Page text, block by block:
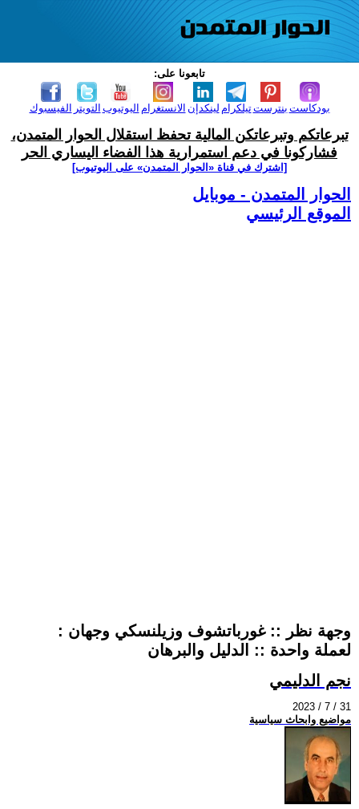
تابعونا على:
الفيسبوك التويتر اليوتيوب الانستغرام لينكدإن تيلكرامبنترست بودكاست
تبرعاتكم وتبرعاتكن المالية تحفظ استقلال الحوار المتمدن،
فشاركونا في دعم استمرارية هذا الفضاء اليساري الحر
[اشترك في قناة ‫«الحوار المتمدن» على اليوتيوب]
الحوار المتمدن - موبايل
الموقع الرئيسي
: وجهة نظر :: غورباتشوف وزيلنسكي وجهان
لعملة واحدة :: الدليل والبرهان
نجم الدليمي
2023 / 7 / 31
مواضيع وابحاث سياسية